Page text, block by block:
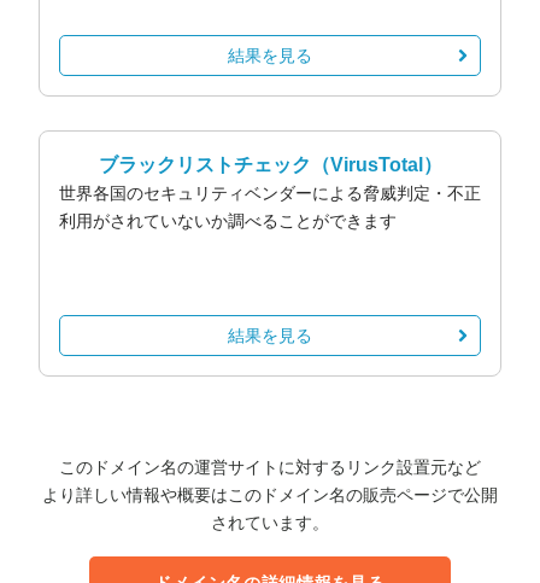
結果を見る
ブラックリストチェック （VirusTotal）
世界各国のセキュリティベンダーによる脅威判定・不正
利用がされていないか調べることができます
結果を見る
このドメイン名の運営サイトに対するリンク設置元など
より詳しい情報や概要はこのドメイン名の販売ページで公開
されています。